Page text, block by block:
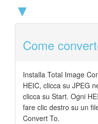
▼
Come
Installa Total Image
HEIC, clicca su JPEG
clicca su Start. Ogni
fare clic destro su un
Convert To.